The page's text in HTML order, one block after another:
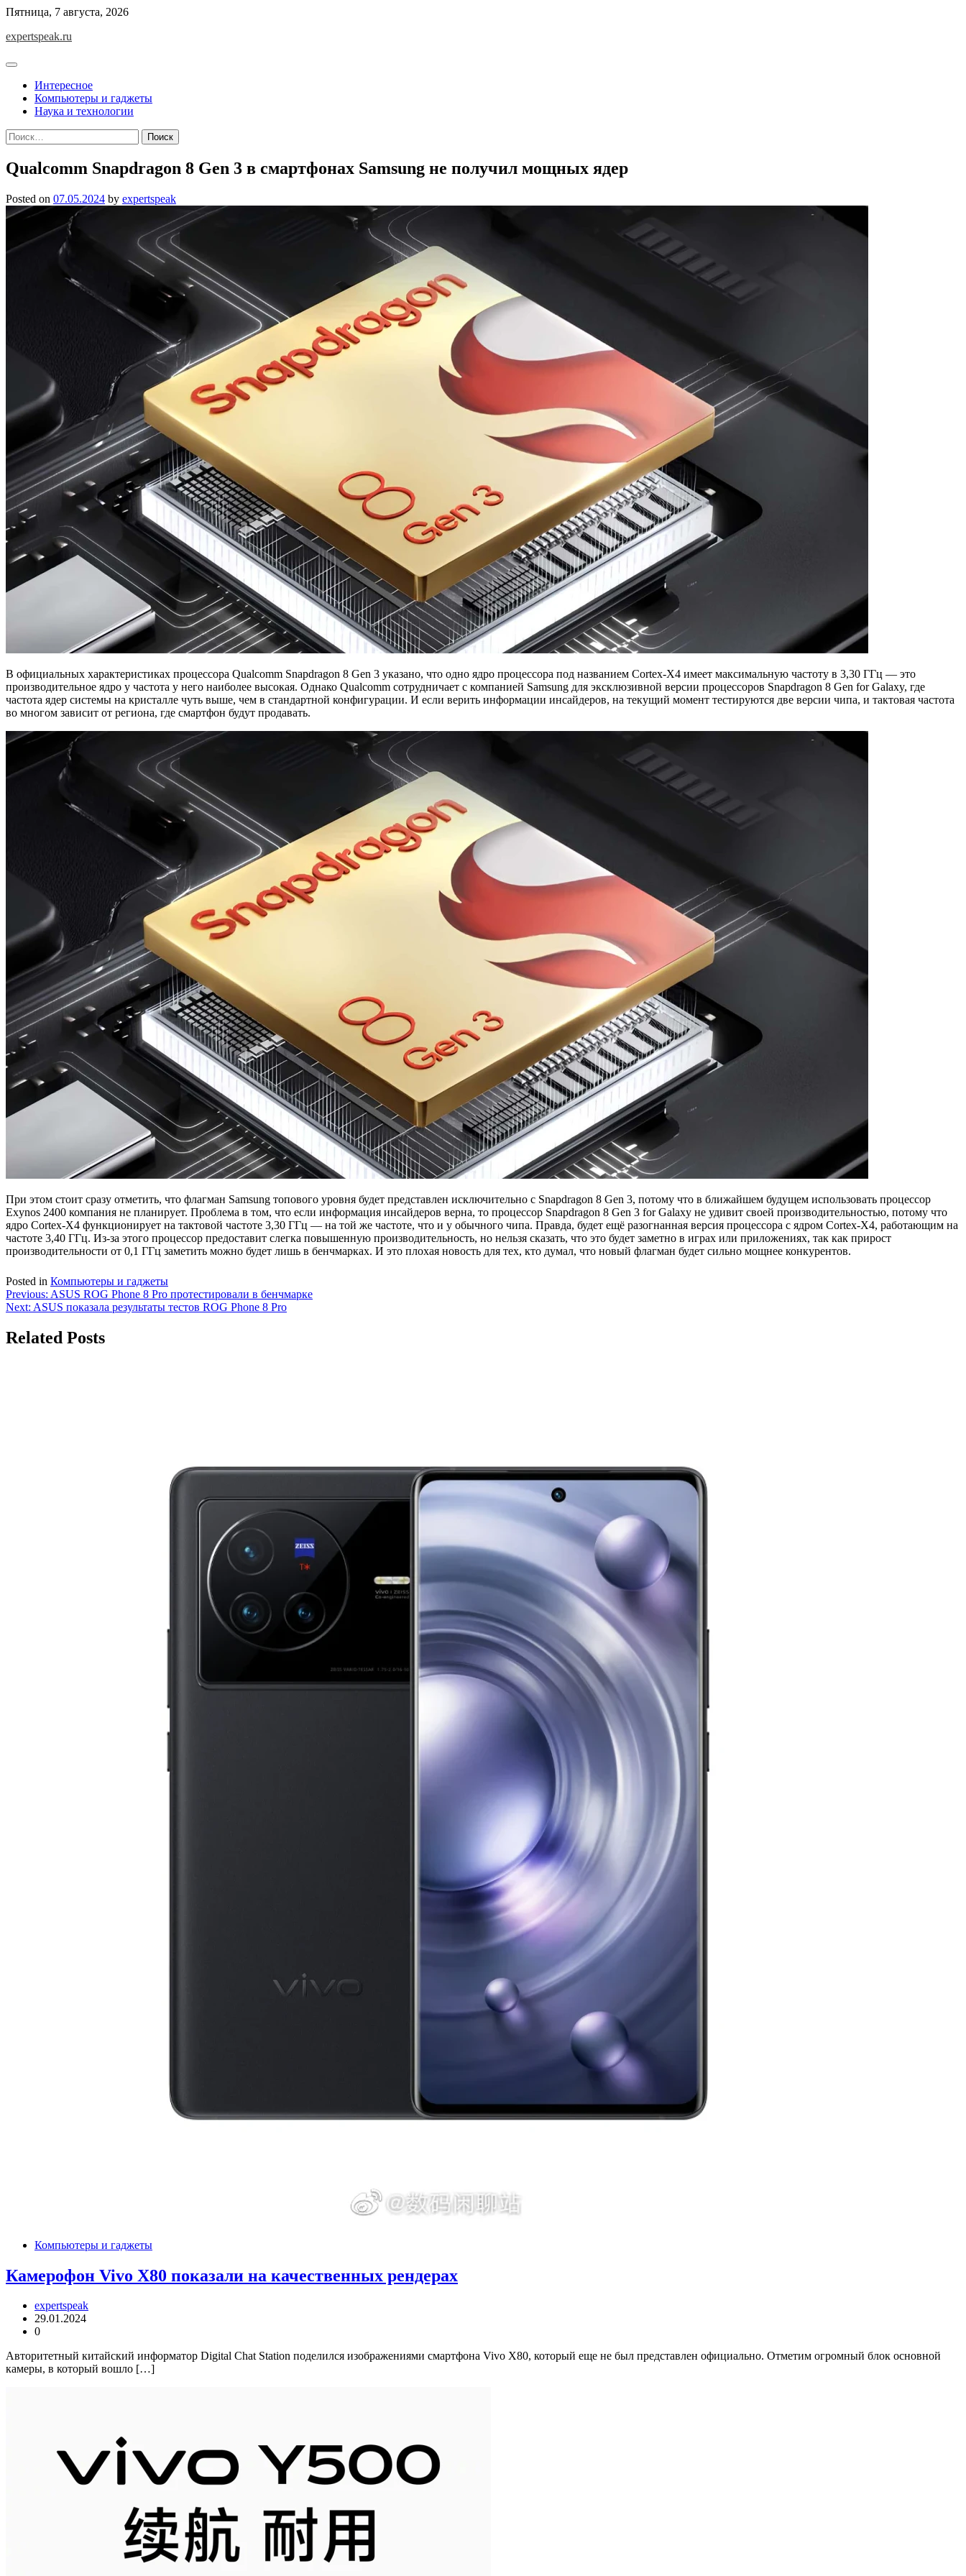
Skip
content
Пятница, 7 августа, 2026
expertspeak.ru
Интересное
Компьютеры и гаджеты
Наука и технологии
Найти:
Qualcomm Snapdragon 8 Gen 3 в смартфонах Samsung не получил мощных ядер
Posted on 07.05.2024 by expertspeak
В официальных характеристиках процессора Qualcomm Snapdragon 8 Gen 3 указано, что одно ядро процессора под названием Cortex-X4 имеет максимальную частоту в 3,30 ГГц — это
производительное ядро у частота у него наиболее высокая. Однако Qualcomm сотрудничает с компанией Samsung для эксклюзивной версии процессоров Snapdragon 8 Gen for Galaxy, где
частота ядер системы на кристалле чуть выше, чем в стандартной конфигурации. И если верить информации инсайдеров, на текущий момент тестируются две версии чипа, и тактовая частота
во многом зависит от региона, где смартфон будут продавать.
При этом стоит сразу отметить, что флагман Samsung топового уровня будет представлен исключительно с Snapdragon 8 Gen 3, потому что в ближайшем будущем использовать процессор
Exynos 2400 компания не планирует. Проблема в том, что если информация инсайдеров верна, то процессор Snapdragon 8 Gen 3 for Galaxy не удивит своей производительностью, потому что
ядро Cortex-X4 функционирует на тактовой частоте 3,30 ГГц — на той же частоте, что и у обычного чипа. Правда, будет ещё разогнанная версия процессора с ядром Cortex-X4, работающим на
частоте 3,40 ГГц. Из-за этого процессор предоставит слегка повышенную производительность, но нельзя сказать, что это будет заметно в играх или приложениях, так как прирост
производительности от 0,1 ГГц заметить можно будет лишь в бенчмарках. И это плохая новость для тех, кто думал, что новый флагман будет сильно мощнее конкурентов.
Posted in Компьютеры и гаджеты
Навигация
по
записям
Previous: ASUS ROG Phone 8 Pro протестировали в бенчмарке
Next: ASUS показала результаты тестов ROG Phone 8 Pro
Related Posts
Компьютеры и гаджеты
Камерофон Vivo X80 показали на качественных рендерах
expertspeak
29.01.2024
0
Авторитетный китайский информатор Digital Chat Station поделился изображениями смартфона Vivo X80, который еще не был представлен официально. Отметим огромный блок основной
камеры, в который вошло […]